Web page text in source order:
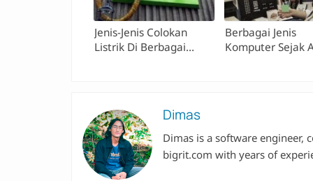
Jenis-Jenis Colokan
Listrik Di Berbagai
Berbagai Jenis
Komputer Sejak
Dimas
Dimas is a software engineer,
bigrit.com with years of